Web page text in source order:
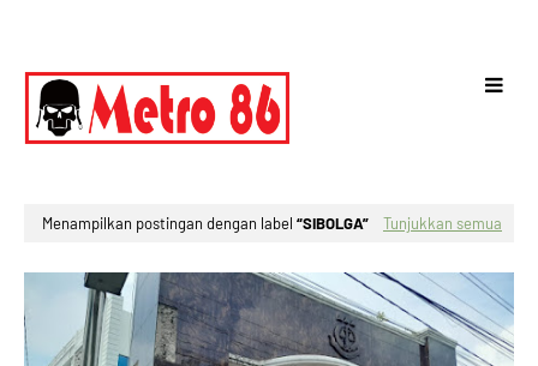
Menampilkan postingan dengan label SIBOLGA Tunjukkan semua